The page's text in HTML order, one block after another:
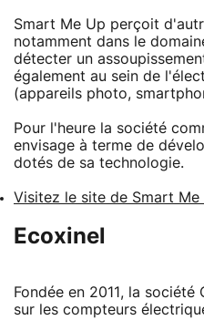
Smart Me Up perçoit
notamment dans le
détecter un
également au sein de
(appareils photo,
Pour l'heure la société
envisage à terme de
dotés de sa technologie.
Visitez le site de Smart Me
Ecoxinel
Fondée en 2011, la
sur les compteurs